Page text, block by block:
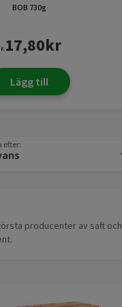
BOB 730g
17,80kr
Lägg till
efter:
producenter av saft och